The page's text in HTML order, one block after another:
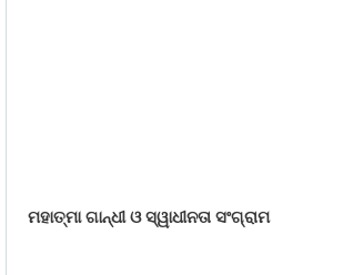
ମହାତ୍ମା ଗାନ୍ଧୀ ଓ ସ୍ୱାଧୀନତା ସଂଗ୍ରାମ